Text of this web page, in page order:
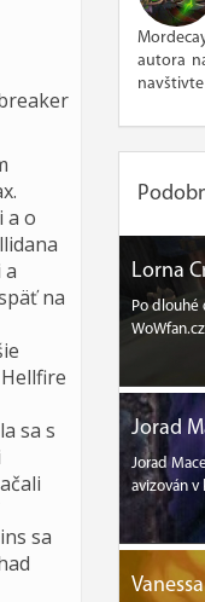
a o
a
na
sa s
sa
autora
navštivte
Lorna
Po dlouhé
Jorad
Jorad
avizován